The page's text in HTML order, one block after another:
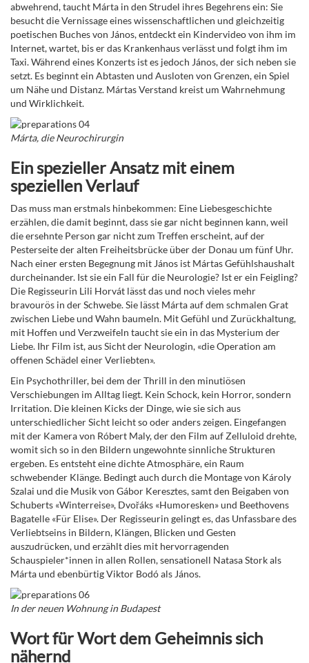
abwehrend, taucht Márta in den Strudel ihres Begehrens ein: Sie
besucht die Vernissage eines wissenschaftlichen und gleichzeitig
poetischen Buches von János, entdeckt ein Kindervideo von ihm im
Internet, wartet, bis er das Krankenhaus verlässt und folgt ihm im
Taxi. Während eines Konzerts ist es jedoch János, der sich neben sie
setzt. Es beginnt ein Abtasten und Ausloten von Grenzen, ein Spiel
um Nähe und Distanz. Mártas Verstand kreist um Wahrnehmung
und Wirklichkeit.
Márta, die Neurochirurgin
Ein spezieller Ansatz mit einem
speziellen Verlauf
Das muss man erstmals hinbekommen: Eine Liebesgeschichte
erzählen, die damit beginnt, dass sie gar nicht beginnen kann, weil
die ersehnte Person gar nicht zum Treffen erscheint, auf der
Pesterseite der alten Freiheitsbrücke über der Donau um fünf Uhr.
Nach einer ersten Begegnung mit János ist Mártas Gefühlshaushalt
durcheinander. Ist sie ein Fall für die Neurologie? Ist er ein Feigling?
Die Regisseurin Lili Horvát lässt das und noch vieles mehr
bravourös in der Schwebe. Sie lässt Márta auf dem schmalen Grat
zwischen Liebe und Wahn baumeln. Mit Gefühl und Zurückhaltung,
mit Hoffen und Verzweifeln taucht sie ein in das Mysterium der
Liebe. Ihr Film ist, aus Sicht der Neurologin, «die Operation am
offenen Schädel einer Verliebten».
Ein Psychothriller, bei dem der Thrill in den minutiösen
Verschiebungen im Alltag liegt. Kein Schock, kein Horror, sondern
Irritation. Die kleinen Kicks der Dinge, wie sie sich aus
unterschiedlicher Sicht leicht so oder anders zeigen. Eingefangen
mit der Kamera von Róbert Maly, der den Film auf Zelluloid drehte,
womit sich so in den Bildern ungewohnte sinnliche Strukturen
ergeben. Es entsteht eine dichte Atmosphäre, ein Raum
schwebender Klänge. Bedingt auch durch die Montage von Károly
Szalai und die Musik von Gábor Keresztes, samt den Beigaben von
Schuberts «Winterreise», Dvořáks «Humoresken» und Beethovens
Bagatelle «Für Elise». Der Regisseurin gelingt es, das Unfassbare des
Verliebtseins in Bildern, Klängen, Blicken und Gesten
auszudrücken, und erzählt dies mit hervorragenden
Schauspieler*innen in allen Rollen, sensationell Natasa Stork als
Márta und ebenbürtig Viktor Bodó als János.
In der neuen Wohnung in Budapest
Wort für Wort dem Geheimnis sich
nähernd